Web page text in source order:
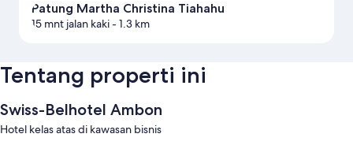
Patung Martha Christina Tiahahu
15 mnt jalan kaki- 1.3 km
Tentang properti ini
Swiss-Belhotel Ambon
Hotel kelas atas di kawasan bisnis